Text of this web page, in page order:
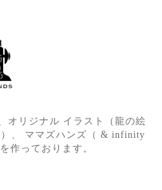
オリジナル イラスト（龍の絵
、 ママズハンズ（ & infinity
作っております。